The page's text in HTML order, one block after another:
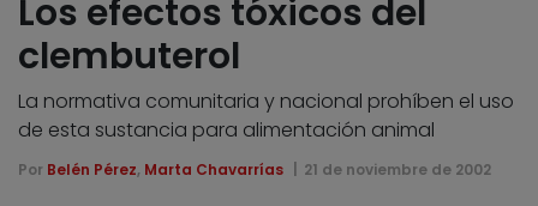
Los efectos tóxicos del
clembuterol
La normativa comunitaria y nacional prohíben el uso
de esta sustancia para alimentación animal
Por Belén Pérez, Marta Chavarrías 21 de noviembre de 2002